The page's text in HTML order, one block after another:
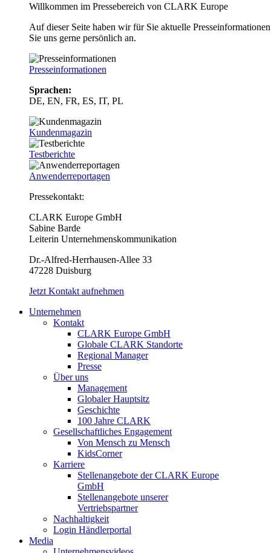
Willkommen im Pressebereich von CLARK Europe
Auf dieser Seite haben wir für Sie aktuelle
Sie uns gerne persönlich an.
Presseinformationen
Sprachen:
DE, EN, FR, ES, IT, PL
Kundenmagazin
Testberichte
Anwenderreportagen
Pressekontakt:
CLARK Europe GmbH
Sabine Barde
Leiterin Unternehmenskommunikation
Dr.-Alfred-Herrhausen-Allee 33
47228 Duisburg
Jetzt Kontakt aufnehmen
Unternehmen
Kontakt
CLARK Europe GmbH
Globale CLARK Standorte
Regional Manager
Presse
Über uns
Management
Globaler Hauptsitz
Geschichte
100 Jahre CLARK
Gesellschaftliches Engagement
Von Mensch zu Mensch
KidsCorner
Karriere
Stellenangebote der CLARK Europe
GmbH
Stellenangebote unserer
Vertriebspartner
Nachhaltigkeit
Login Händlerportal
Media